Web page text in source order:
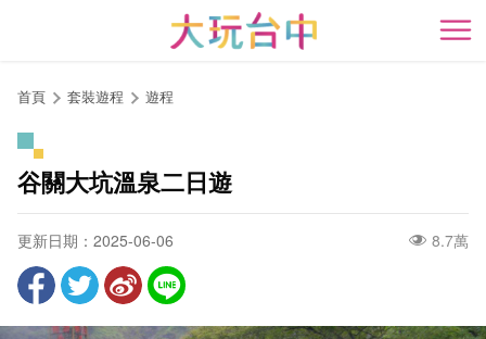
開
首頁 套裝遊程 遊程
谷關大坑溫泉二日遊
更新日期：2025-06-06 8.7萬